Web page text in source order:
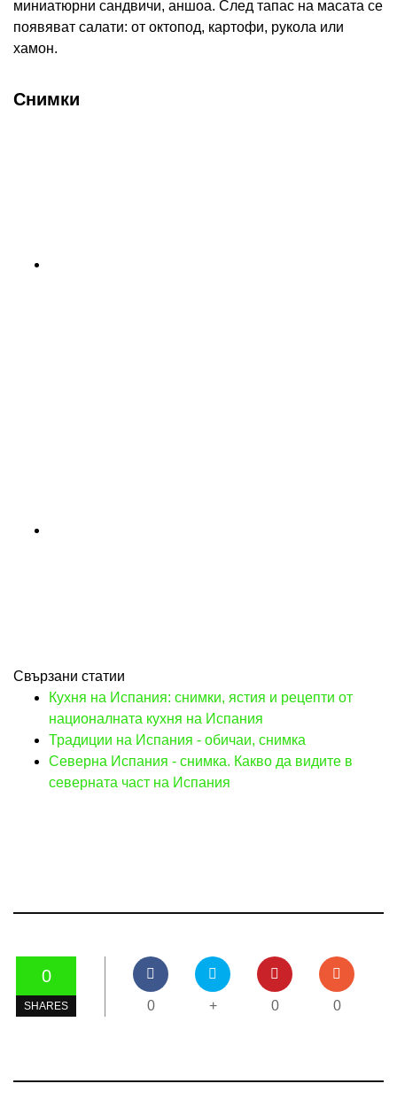
миниатюрни сандвичи, аншоа. След тапас на масата се
появяват салати: от октопод, картофи, рукола или
хамон.
Снимки
Свързани статии
Кухня на Испания: снимки, ястия и рецепти от
националната кухня на Испания
Традиции на Испания - обичаи, снимка
Северна Испания - снимка. Какво да видите в
северната част на Испания
0
SHARES 0 + 0 0